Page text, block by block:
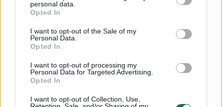
personal data.
Opted In
I want to opt-out of the Sale of my
Personal Data.
Opted In
I want to opt-out of processing my
Personal Data for Targeted Advertising.
Opted In
I want to opt-out of Collection, Use,
Kai paklausiau jo, kas nutiko, jis užsiminė, kad
nustebau, nes kodėl buvusi turėtų jį trukdyti?
Ar juos vis dar kažkas sieja? Jis atsakė, kad
taip, juos sieja bendras vaikas. Pasirodo, jis
turi dukrą! Ji šiuo metu turi reikalų, todėl
prašo jo vaiką pažiūrėti.